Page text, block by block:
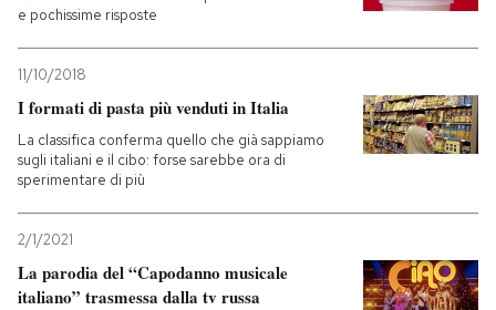
I MIEI PREFERITI
SHOP
CALENDARIO
Entra
e pochissime risposte
11/10/2018
I formati di pasta più venduti in Italia
La classifica conferma quello che già sappiamo
sugli italiani e il cibo: forse sarebbe ora di
sperimentare di più
2/1/2021
La parodia del “Capodanno musicale
italiano” trasmessa dalla tv russa